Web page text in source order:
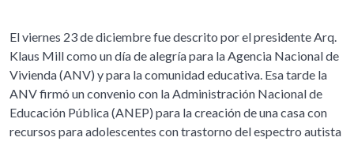
El viernes 23 de diciembre fue descrito por el presidente Arq.
Klaus Mill como un día de alegría para la Agencia Nacional de
Vivienda (ANV) y para la comunidad educativa. Esa tarde la
ANV firmó un convenio con la Administración Nacional de
Educación Pública (ANEP) para la creación de una casa con
recursos para adolescentes con trastorno del espectro autista